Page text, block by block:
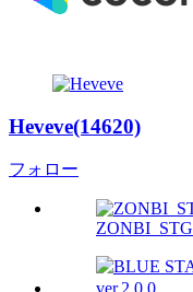
Heveve(14620)
フォロー
ZONBI_STG